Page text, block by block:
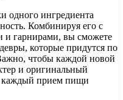
одного ингредиента
Комбинируя его с
гарнирами, вы сможете
которые придутся по
чтобы каждой новой
и оригинальный
каждый прием пищи